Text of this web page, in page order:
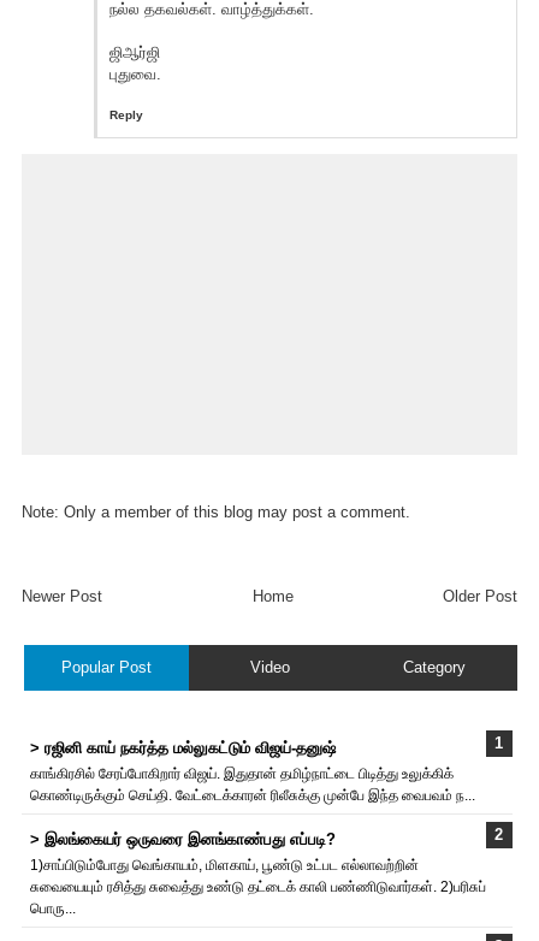
நல்ல தகவல்கள். வாழ்த்துக்கள்.
ஜிஆர்ஜி
புதுவை.
Reply
Note: Only a member of this blog may post a comment.
Newer Post Older Post
Home
Popular Post Video Category
> ரஜினி காய் நகர்த்த மல்லுகட்டும் விஜய்-தனுஷ்
காங்கிரசில் சேரப்போகிறார் விஜய். இதுதான் தமிழ்நாட்டை பிடித்து உலுக்கிக்
கொண்டிருக்கும் செய்தி. வேட்டைக்காரன் ரிலீசுக்கு முன்பே இந்த வைபவம் ந...
> இலங்கையர் ஒருவரை இனங்காண்பது எப்படி?
1)சாப்பிடும்போது வெங்காயம், மிளகாய், பூண்டு உட்பட எல்லாவற்றின்
சுவையையும் ரசித்து சுவைத்து உண்டு தட்டைக் காலி பண்ணிடுவார்கள். 2)பரிசுப்
பொரு...